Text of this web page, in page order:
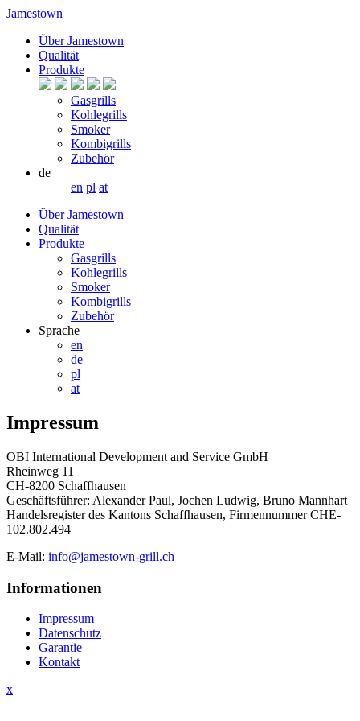
Jamestown
Über Jamestown
Qualität
Produkte
Gasgrills
Kohlegrills
Smoker
Kombigrills
Zubehör
de
en pl at
Über Jamestown
Qualität
Produkte
Gasgrills
Kohlegrills
Smoker
Kombigrills
Zubehör
Sprache
en
de
pl
at
Impressum
OBI International Development and Service GmbH
Rheinweg 11
CH-8200 Schaffhausen
Geschäftsführer: Alexander Paul, Jochen Ludwig, Bruno Mannhart
Handelsregister des Kantons Schaffhausen, Firmennummer CHE-
102.802.494
E-Mail: info@jamestown-grill.ch
Informationen
Impressum
Datenschutz
Garantie
Kontakt
x